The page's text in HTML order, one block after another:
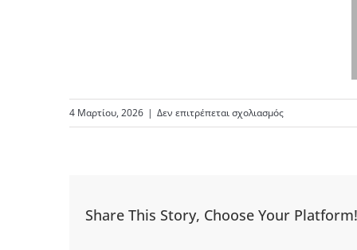
4 Μαρτίου, 2026 | Δεν επιτρέπεται σχολιασμόςστο
FIRE
SPONSORS
Share This Story, Choose Your Platform!